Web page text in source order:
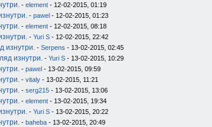
- element - 12-02-2015, 01:19
- pawel - 12-02-2015, 01:23
- element - 12-02-2015, 08:18
- Yuri S - 12-02-2015, 22:42
изнутри. - Serpens - 13-02-2015, 02:45
изнутри. - Yuri S - 13-02-2015, 10:29
- pawel - 13-02-2015, 09:59
- vitaly - 13-02-2015, 11:21
- serg215 - 13-02-2015, 13:06
- element - 13-02-2015, 19:34
- Yuri S - 13-02-2015, 20:22
- baheba - 13-02-2015, 20:49